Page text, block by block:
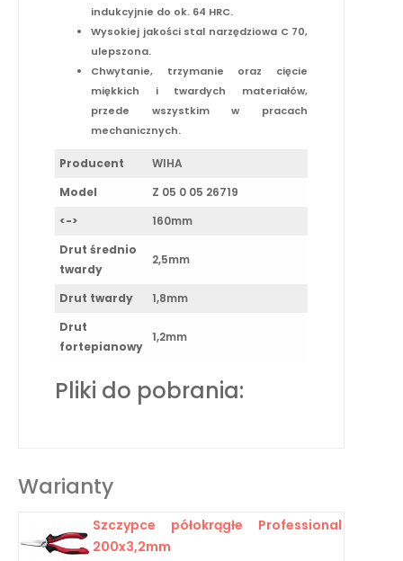
indukcyjnie do ok. 64 HRC.
Wysokiej jakości stal narzędziowa C 70,
ulepszona.
Chwytanie, trzymanie oraz cięcie
miękkich i twardych materiałów,
przede wszystkim w pracach
mechanicznych.
Producent
WIHA
Model
Z 05 0 05 26719
<->
160mm
Drut średnio
twardy
2,5mm
Drut twardy
1,8mm
Drut
fortepianowy
1,2mm
Pliki do pobrania:
Warianty
Szczypce półokrągłe Professional
200x3,2mm